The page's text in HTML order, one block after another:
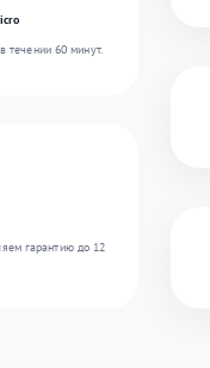
течении 60 минут.
гарантию до 12